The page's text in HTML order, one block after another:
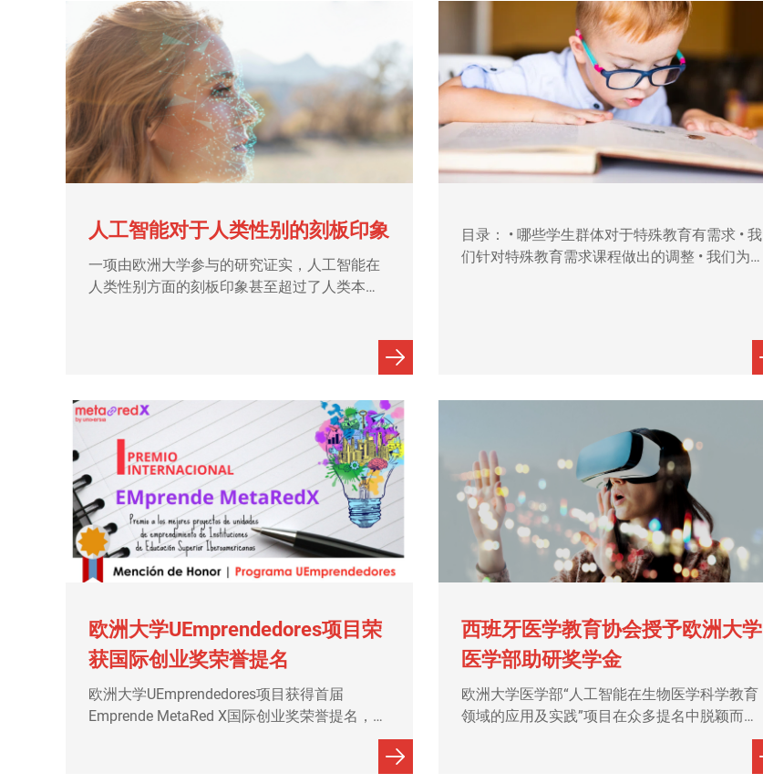
人工智能对于人类性别的刻板印象
一项由欧洲大学参与的研究证实，人工智能在
人类性别方面的刻板印象甚至超过了人类本
目录： • 哪些学生群体对于特殊教育有需求 • 我
们针对特殊教育需求课程做出的调整 • 我们为
欧洲大学UEmprendedores项目荣
获国际创业奖荣誉提名
欧洲大学UEmprendedores项目获得首届
Emprende MetaRed X国际创业奖荣誉提名，该
奖项由Universia基金会与MetaRed成员共同合
西班牙医学教育协会授予欧洲大学
医学部助研奖学金
欧洲大学医学部“人工智能在生物医学科学教育
领域的应用及实践”项目在众多提名中脱颖而